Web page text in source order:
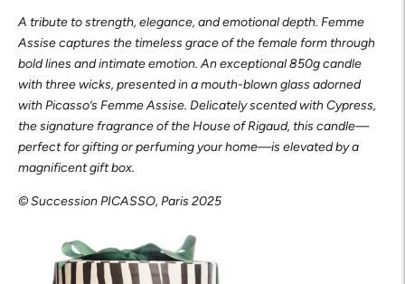
A tribute to strength, elegance, and emotional depth. Femme
Assise captures the timeless grace of the female form through
bold lines and intimate emotion. An exceptional 850g candle
with three wicks, presented in a mouth-blown glass adorned
with Picasso’s Femme Assise. Delicately scented with Cypress,
the signature fragrance of the House of Rigaud, this candle—
perfect for gifting or perfuming your home—is elevated by a
magnificent gift box.
© Succession PICASSO, Paris 2025